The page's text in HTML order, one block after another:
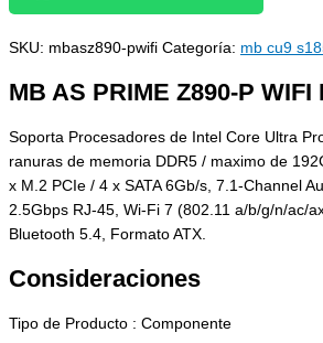
SKU: mbasz890-pwifi Categoría: mb cu9
MB AS PRIME Z890-P WIFI
Soporta Procesadores de Intel Core Ultra
ranuras de memoria DDR5 / maximo de
x M.2 PCIe / 4 x SATA 6Gb/s, 7.1-Channel
2.5Gbps RJ-45, Wi-Fi 7 (802.11 a/b/g/n/ac/
Bluetooth 5.4, Formato ATX.
Consideraciones
Tipo de Producto : Componente